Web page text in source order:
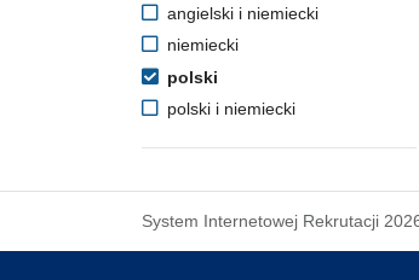
angielski i niemiecki
niemiecki
polski
polski i niemiecki
System Internetowej Rekrutacji